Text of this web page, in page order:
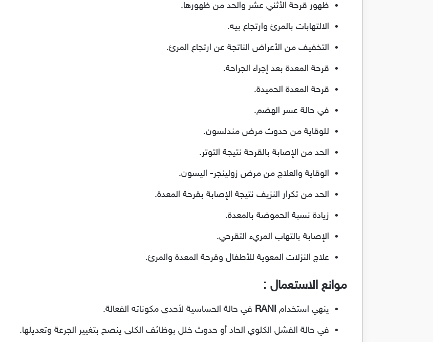
ظهور قرحة الأثني عشر والحد من ظهورها.
الالتهابات بالمرئ وارتجاع بيه.
التخفيف من الأعراض الناتجة عن ارتجاع المرئ.
قرحة المعدة بعد إجراء الجراحة.
قرحة المعدة الحميدة.
في حالة عسر الهضم.
للوقاية من حدوث مرض مندلسون.
الحد من الإصابة بالقرحة نتيجة التوتر.
الوقاية والعلاج من مرض زولينجر- اليسون.
الحد من تكرار النزيف نتيجة الإصابة بقرحة المعدة.
زيادة نسبة الحموضة بالمعدة.
الإصابة بالتهاب المريء التقرحي.
علاج النزلات المعوية للأطفال وقرحة المعدة والمرئ.
موانع الاستعمال :
ينهي استخدام RANI في حالة الحساسية لأحدى مكوناته الفعالة.
في حالة الفشل الكلوي الحاد أو حدوث خلل بوظائف الكلى ينصح بتغيير الجرعة وتعديلها.